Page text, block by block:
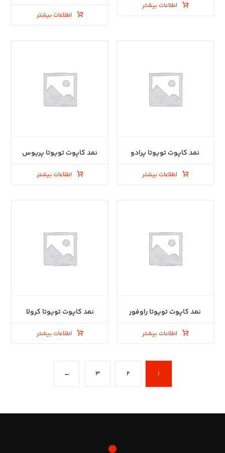
اطلاعات بیشتر
اطلاعات بیشتر
نمد کاپوت تویوتا پرادو
اطلاعات بیشتر
نمد کاپوت تویوتا پریوس
اطلاعات بیشتر
نمد کاپوت تویوتا راوفور
اطلاعات بیشتر
نمد کاپوت تویوتا کرولا
اطلاعات بیشتر
۱ ۲ ۳ ←